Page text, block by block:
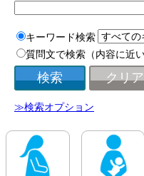
キーワード検索
質問文で検索（内容に近
≫検索オプション